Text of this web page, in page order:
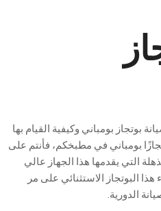
بومباني وكيفية القيام بها
في مطبخكم، فأنتم على
يقدمها هذا الجهاز عالي
الاستثنائي على مر